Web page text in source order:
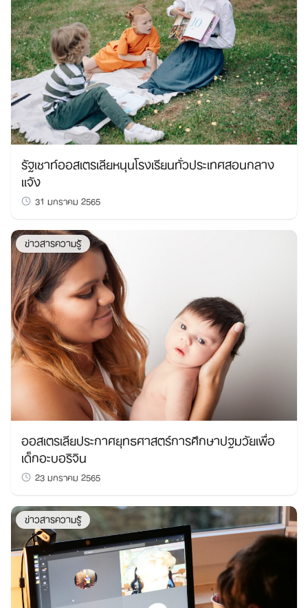
รัฐเซาท์ออสเตรเลียหนุนโรงเรียนทั่วประเทศสอนกลาง
แจ้ง
31 มกราคม 2565
ข่าวสารความรู้
ออสเตรเลียประกาศยุทธศาสตร์การศึกษาปฐมวัยเพื่อ
เด็กอะบอริจิน
23 มกราคม 2565
ข่าวสารความรู้